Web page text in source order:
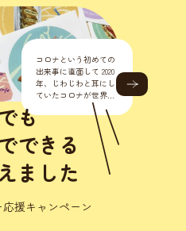
初の店舗デザイン
挑戦！ きっかけは、い
つもお世話になっ
るエンジニアさん
『病院の店舗デザ
人にも動物にも
優しいを目指して
初の店舗デザインへの挑戦！